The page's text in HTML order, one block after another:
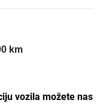
km
vozila možete nas